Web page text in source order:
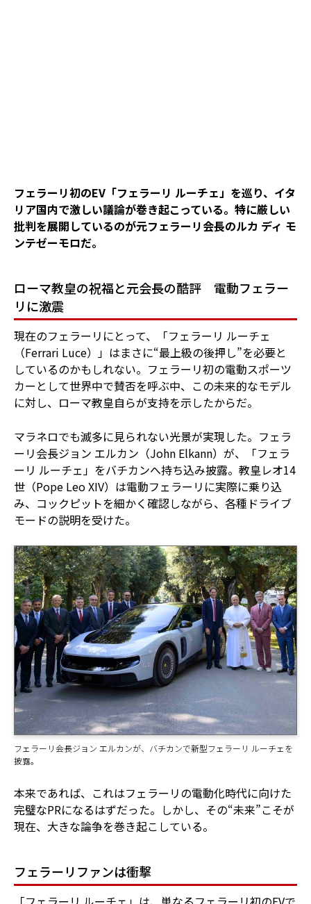
フェラーリ初のEV「フェラーリ ルーチェ」を巡り、イタ
リア国内で激しい議論が巻き起こっている。特に厳しい
批判を展開しているのが元フェラーリ会長のルカ ディ モ
ンテゼーモロだ。
ローマ教皇の祝福と元会長の酷評 電動フェラー
リに激震
現在のフェラーリにとって、「フェラーリ ルーチェ
（Ferrari Luce）」はまさに“最上級の後押し”を必要と
しているのかもしれない。フェラーリ初の電動スポーツ
カーとして世界中で賛否を呼ぶ中、この未来的なモデル
に対し、ローマ教皇自らが支持を示したからだ。
マラネロでも滅多に見られない光景が実現した。フェラ
ーリ会長ジョン エルカン（John Elkann）が、「フェラ
ーリ ルーチェ」をバチカンへ持ち込み披露。教皇レオ14
世（Pope Leo XIV）は電動フェラーリに実際に乗り込
み、コックピットを細かく確認しながら、各種ドライブ
モードの説明を受けた。
フェラーリ会長ジョン エルカンが、バチカンで新型フェラーリ ルーチェを
披露。
本来であれば、これはフェラーリの電動化時代に向けた
完璧なPRになるはずだった。しかし、その“未来”こそが
現在、大きな論争を巻き起こしている。
フェラーリファンは衝撃